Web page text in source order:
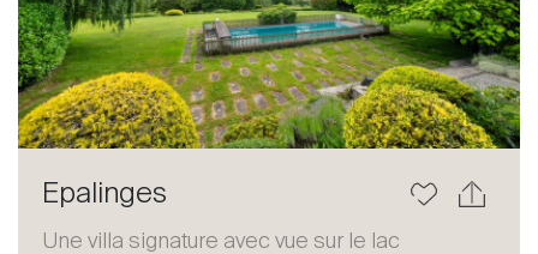
Epalinges
Une villa signature avec vue sur le lac